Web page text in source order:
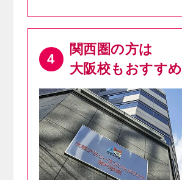
4
関西圏の方は
大阪校もおすすめ